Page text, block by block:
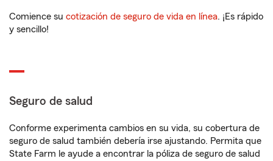
Comience su cotización de seguro de vida en línea. ¡Es rápido
y sencillo!
Seguro de salud
Conforme experimenta cambios en su vida, su cobertura de
seguro de salud también debería irse ajustando. Permita que
State Farm le ayude a encontrar la póliza de seguro de salud